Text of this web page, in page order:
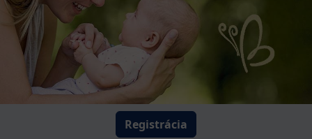
Registrácia